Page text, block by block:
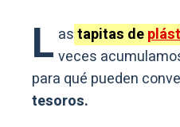
L astapitas de
veces
para qué pueden
tesoros.